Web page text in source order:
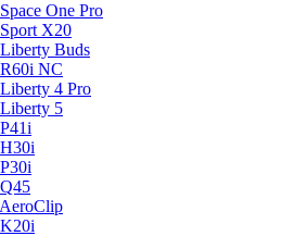
One Pro
X20
Buds
NC
4 Pro
5